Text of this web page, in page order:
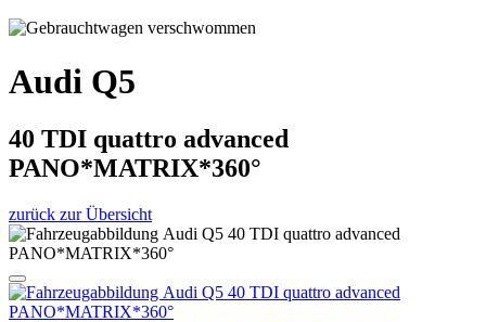
Audi Q5
40 TDI quattro advanced
PANO*MATRIX*360°
zurück zur Übersicht